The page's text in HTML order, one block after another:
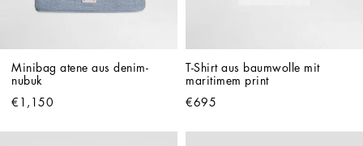
Minibag atene aus denim-
nubuk
€1,150
T-Shirt aus baumwolle mit
maritimem print
€695